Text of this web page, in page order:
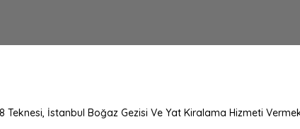
Teknesi, İstanbul Boğaz Gezisi Ve Yat Kiralama Hizmeti